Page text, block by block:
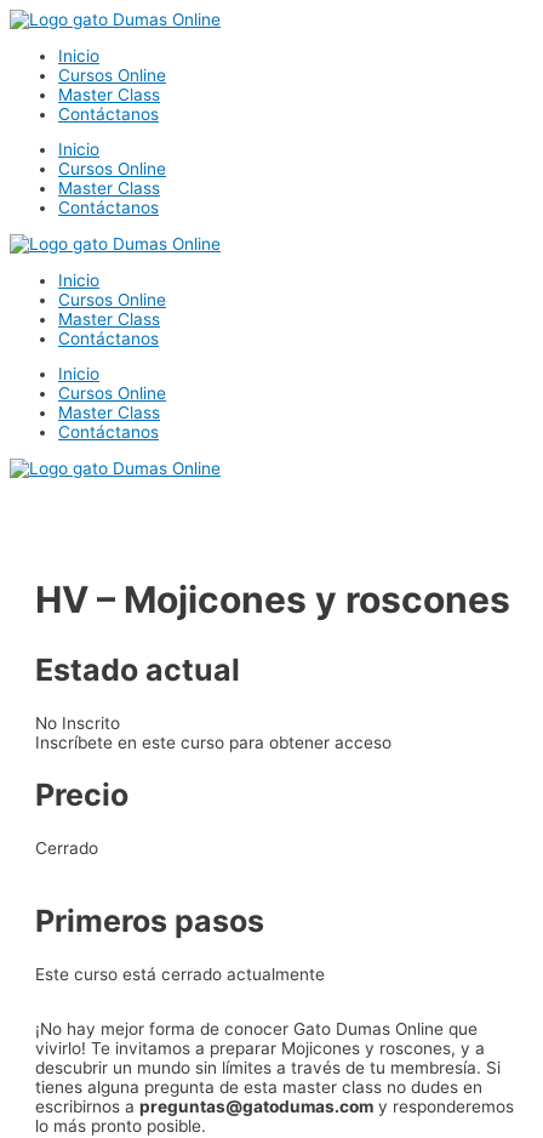
Ir
contenido
Inicio
Cursos Online
Master Class
Contáctanos
Inicio
Cursos Online
Master Class
Contáctanos
Inicio
Cursos Online
Master Class
Contáctanos
Inicio
Cursos Online
Master Class
Contáctanos
HV – Mojicones y roscones
Estado actual
No Inscrito
Inscríbete en este curso para obtener acceso
Precio
Cerrado
Primeros pasos
Este curso está cerrado actualmente
¡No hay mejor forma de conocer Gato Dumas Online que
vivirlo! Te invitamos a preparar Mojicones y roscones, y a
descubrir un mundo sin límites a través de tu membresía. Si
tienes alguna pregunta de esta master class no dudes en
escribirnos apreguntas@gatodumas.com y responderemos
lo más pronto posible.